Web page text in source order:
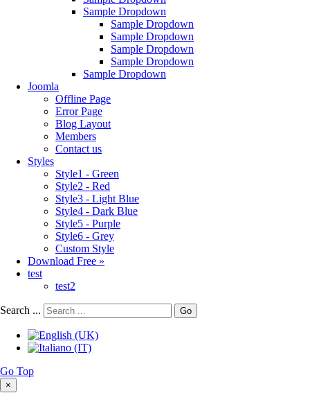
Sample Dropdown
Sample Dropdown
Sample Dropdown
Sample Dropdown
Sample Dropdown
Sample Dropdown
Joomla
Offline Page
Error Page
Blog Layout
Members
Contact us
Styles
Style1 - Green
Style2 - Red
Style3 - Light Blue
Style4 - Dark Blue
Style5 - Purple
Style6 - Grey
Custom Style
Download Free »
test
test2
Search ... Go
Go Top
×